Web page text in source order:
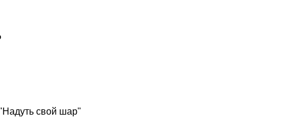
свой шар"